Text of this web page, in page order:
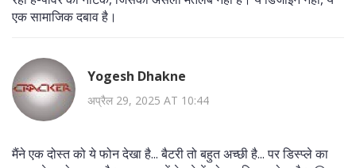
एक सामाजिक दबाव है।
Yogesh Dhakne
अप्रैल 29, 2025 AT 10:44
मैंने एक दोस्त को ये फोन देखा है... बैटरी तो बहुत अच्छी है... पर डिस्प्ले का